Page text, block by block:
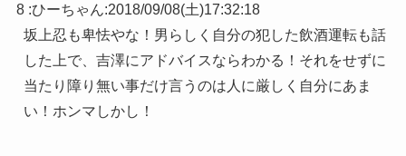
8 :ひーちゃん:2018/09/08(土)17:32:18
坂上忍も卑怯やな！男らしく自分の犯した飲酒運転も話
した上で、吉澤にアドバイスならわかる！それをせずに
当たり障り無い事だけ言うのは人に厳しく自分にあま
い！ホンマしかし！